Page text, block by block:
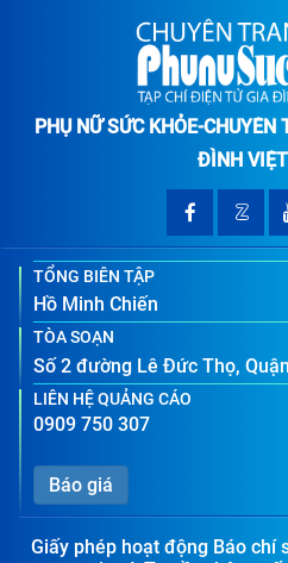
PHỤ NỮ SỨC KHỎE-
ĐÌNH
TỔNG BIÊN TẬP
Hồ Minh Chiến
TÒA SOẠN
Số 2 đường Lê Đức Thọ,
LIÊN HỆ QUẢNG CÁO
0909 750 307
Báo giá
Giấy phép hoạt động Báo chí